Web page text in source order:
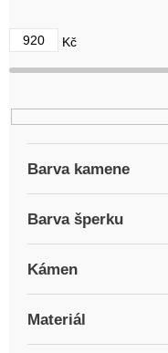
d
u
k
ů
920 Kč
Barva kamene
Barva šperku
Kámen
Materiál